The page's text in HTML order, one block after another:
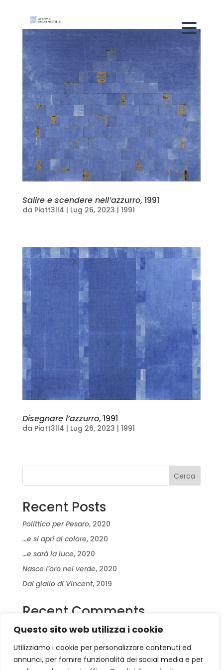
Questo sito web utilizza i cookie
Utilizziamo i cookie per personalizzare contenuti ed
annunci, per fornire funzionalità dei social media e per
Salire e scendere nell’azzurro, 1991
da Piatt3ll4 | Lug 26, 2023 | 1991
Disegnare l’azzurro, 1991
da Piatt3ll4 | Lug 26, 2023 | 1991
Cerca
Recent Posts
Polittico per Pesaro, 2020
…e si aprì al colore, 2020
…e sarà la luce, 2020
Nasce l’oro nel verde, 2020
Dal giallo di Vincent, 2019
Recent Comments
Nessun commento da mostrare.